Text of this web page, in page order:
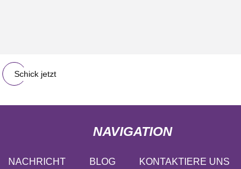
Schick jetzt
NAVIGATION
NACHRICHT BLOG KONTAKTIERE UNS